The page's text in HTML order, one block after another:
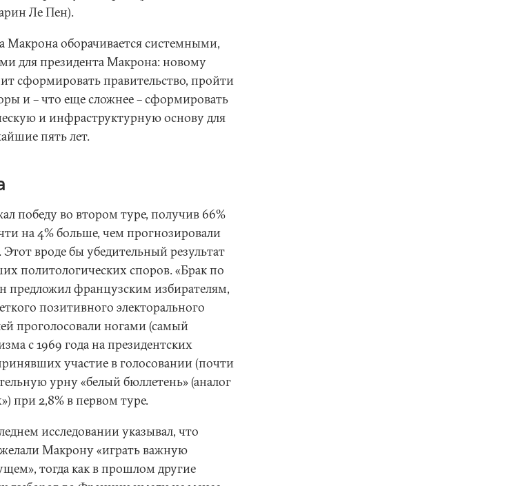
Ле Пен).
Макрона оборачивается системными,
для президента Макрона: новому
сформировать правительство, пройти
и – что еще сложнее – сформировать
и инфраструктурную основу для
пять лет.
победу во втором туре, получив 66%
на 4% больше, чем прогнозировали
вроде бы убедительный результат
политологических споров. «Брак по
предложил французским избирателям,
позитивного электорального
проголосовали ногами (самый
с 1969 года на президентских
участие в голосовании (почти
урну «белый бюллетень» (аналог
при 2,8% в первом туре.
исследовании указывал, что
Макрону «играть важную
тогда как в прошлом другие